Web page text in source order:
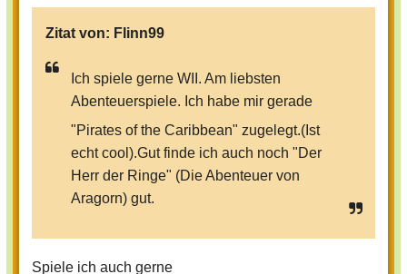
Zitat von: Flinn99
Ich spiele gerne WII. Am liebsten
Abenteuerspiele. Ich habe mir gerade
"Pirates of the Caribbean" zugelegt.(Ist
echt cool).Gut finde ich auch noch "Der
Herr der Ringe" (Die Abenteuer von
Aragorn) gut.
Spiele ich auch gerne